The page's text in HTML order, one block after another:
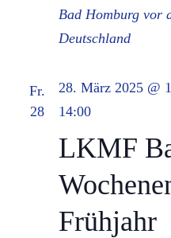
Bad Homburg vor
Deutschland
Fr.
28
LKMF
Frühjahr
28. März 2025 @
14:00